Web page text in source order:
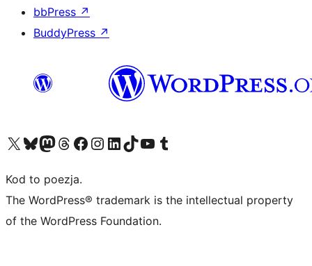
bbPress ↗
BuddyPress ↗
Odwiedź nasze konto X (dawniej Twitter)
Odwiedź nasze konto Bluesky
Odwiedź nasze konto na Mastodoncie
Odwiedź naszego Threadsa
Odwiedź naszego Facebooka
Odwiedź nasze konto na Instagramie
Odwiedź nasze konto na LinkedIn
Odwiedź naszego TikToka
Odwiedź nasz kanał YouTube
Odwiedź naszego Tumblra
Kod to poezja.
The WordPress® trademark is the intellectual property
of the WordPress Foundation.